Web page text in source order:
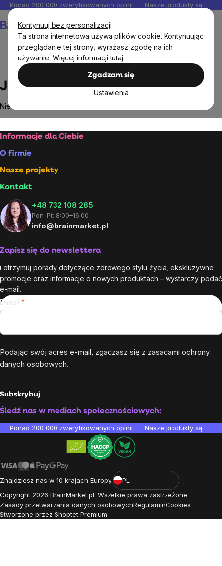
Kontynuuj bez personalizacji
Ta strona internetowa używa plików cookie. Kontynuując
przeglądanie tej strony, wyrażasz zgodę na ich
używanie. Więcej informacjitutaj.
Zgadzam się
Ustawienia
Przejść
do
treści
Ponad 200 000 zweryfikowanych opinii Nasze produkty są
Jimmy's Food
Jimmy's Food
Nie znaleziono towarów marki
Stopka
Informacje dla Ciebie
O firmie
Nasze projekty
Kontakt
+48 732 108 285
Pon-Pt: 8:00–16:00
info@brainmarket.pl
Zapisz się do newslettera
i otrzymuj porady dotyczące zdrowego stylu życia, ekskluzywne
promocje oraz informacje o nowych produktach – wystarczy podać
e-mail.
E-mail
Podając swój adres e-mail, zgadzasz się z zasadami ochrony
danych osobowych.
Subskrybuj
Śledź nas w mediach społecznościowych:
Ponad 200 000 zweryfikowanych opinii Nasze produkty są
Znajdziesz nas w 10 krajach Europy:
PL
Copyright 2026 BrainMarket.pl. Wszelkie prawa zastrzeżone.
Zasady przetwarzania danych osobowychRegulaminCookies
Stworzone przez Shoptet Premium